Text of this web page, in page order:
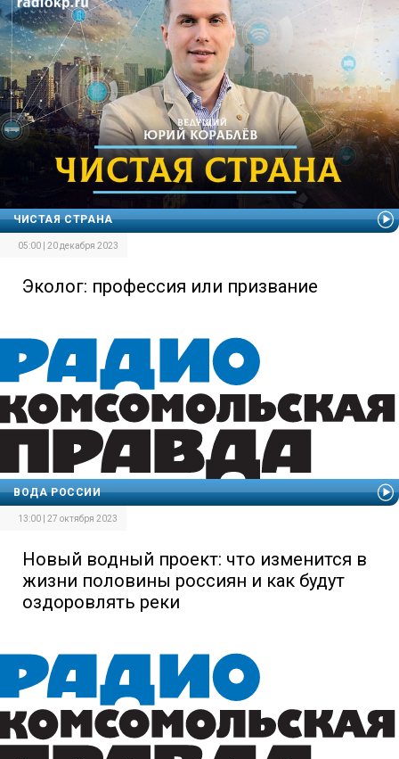
ЧИСТАЯ СТРАНА
05:00 | 20 декабря 2023
Эколог: профессия или призвание
ВОДА РОССИИ
13:00 | 27 октября 2023
Новый водный проект: что изменится в
жизни половины россиян и как будут
оздоровлять реки